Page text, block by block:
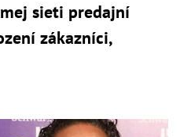
sieti predajní
zákazníci,